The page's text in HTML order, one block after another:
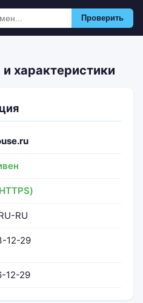
Проверить
характеристики
RU
12-29
12-29